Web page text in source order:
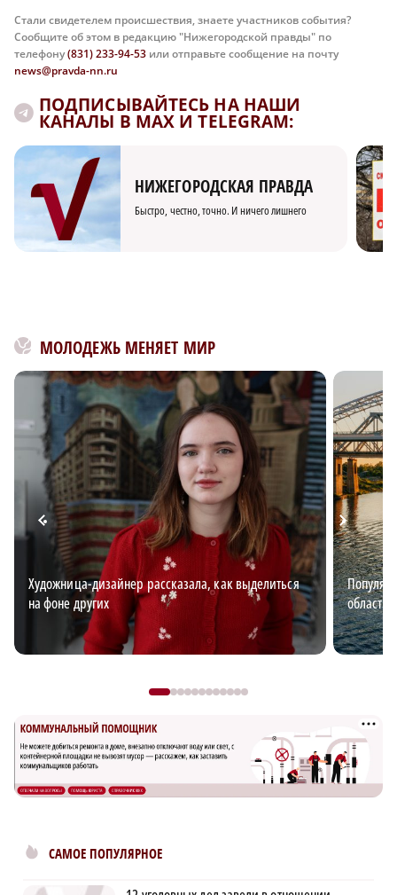
Стали свидетелем происшествия, знаете участников события?
Сообщите об этом в редакцию "Нижегородской правды" по
телефону(831) 233-94-53 или отправьте сообщение на почту
news@pravda-nn.ru
ПОДПИСЫВАЙТЕСЬ НА НАШИ
КАНАЛЫ В MAX И TELEGRAM:
НИЖЕГОРОДСКАЯ ПРАВДА
Быстро, честно, точно. И ничего лишнего
МОЛОДЕЖЬ МЕНЯЕТ МИР
Художница-дизайнер рассказала, как выделиться
на фоне других
области
САМОЕ ПОПУЛЯРНОЕ